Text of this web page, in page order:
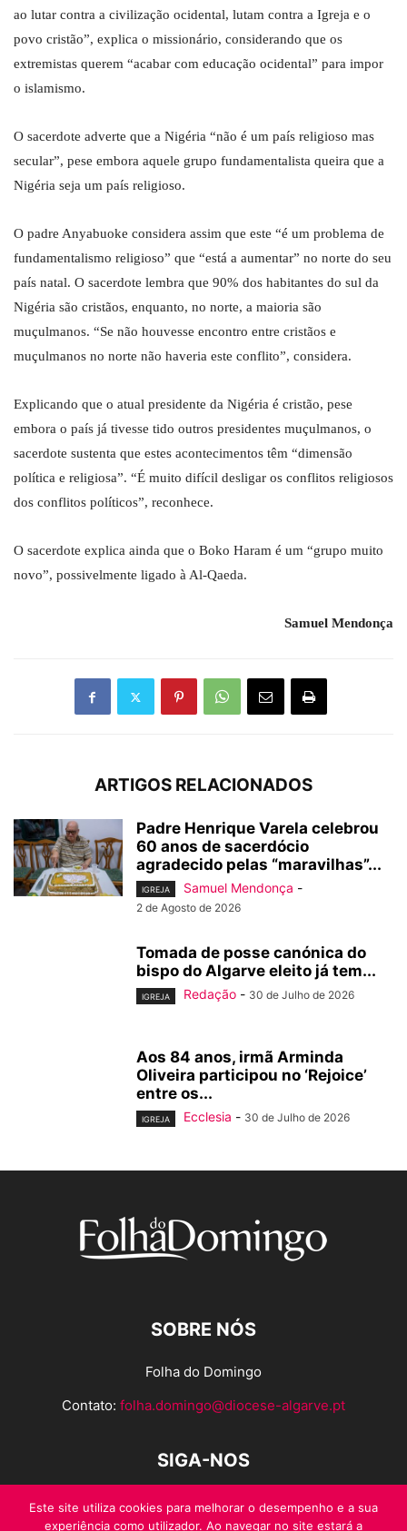
ao lutar contra a civilização ocidental, lutam contra a Igreja e o
povo cristão”, explica o missionário, considerando que os
extremistas querem “acabar com educação ocidental” para impor
o islamismo.
O sacerdote adverte que a Nigéria “não é um país religioso mas
secular”, pese embora aquele grupo fundamentalista queira que a
Nigéria seja um país religioso.
O padre Anyabuoke considera assim que este “é um problema de
fundamentalismo religioso” que “está a aumentar” no norte do seu
país natal. O sacerdote lembra que 90% dos habitantes do sul da
Nigéria são cristãos, enquanto, no norte, a maioria são
muçulmanos. “Se não houvesse encontro entre cristãos e
muçulmanos no norte não haveria este conflito”, considera.
Explicando que o atual presidente da Nigéria é cristão, pese
embora o país já tivesse tido outros presidentes muçulmanos, o
sacerdote sustenta que estes acontecimentos têm “dimensão
política e religiosa”. “É muito difícil desligar os conflitos religiosos
dos conflitos políticos”, reconhece.
O sacerdote explica ainda que o Boko Haram é um “grupo muito
novo”, possivelmente ligado à Al-Qaeda.
Samuel Mendonça
ARTIGOS RELACIONADOS
Padre Henrique Varela celebrou
60 anos de sacerdócio
agradecido pelas “maravilhas”...
IGREJA Samuel Mendonça -
2 de Agosto de 2026
Tomada de posse canónica do
bispo do Algarve eleito já tem...
IGREJA Redação - 30 de Julho de 2026
Aos 84 anos, irmã Arminda
Oliveira participou no ‘Rejoice’
entre os...
IGREJA Ecclesia - 30 de Julho de 2026
SOBRE NÓS
Folha do Domingo
Contato: folha.domingo@diocese-algarve.pt
SIGA-NOS
Este site utiliza cookies para melhorar o desempenho e a sua
experiência como utilizador. Ao navegar no site estará a